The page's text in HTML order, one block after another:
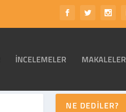
İNCELEMELER MAKALELER
NE DEDİLER?